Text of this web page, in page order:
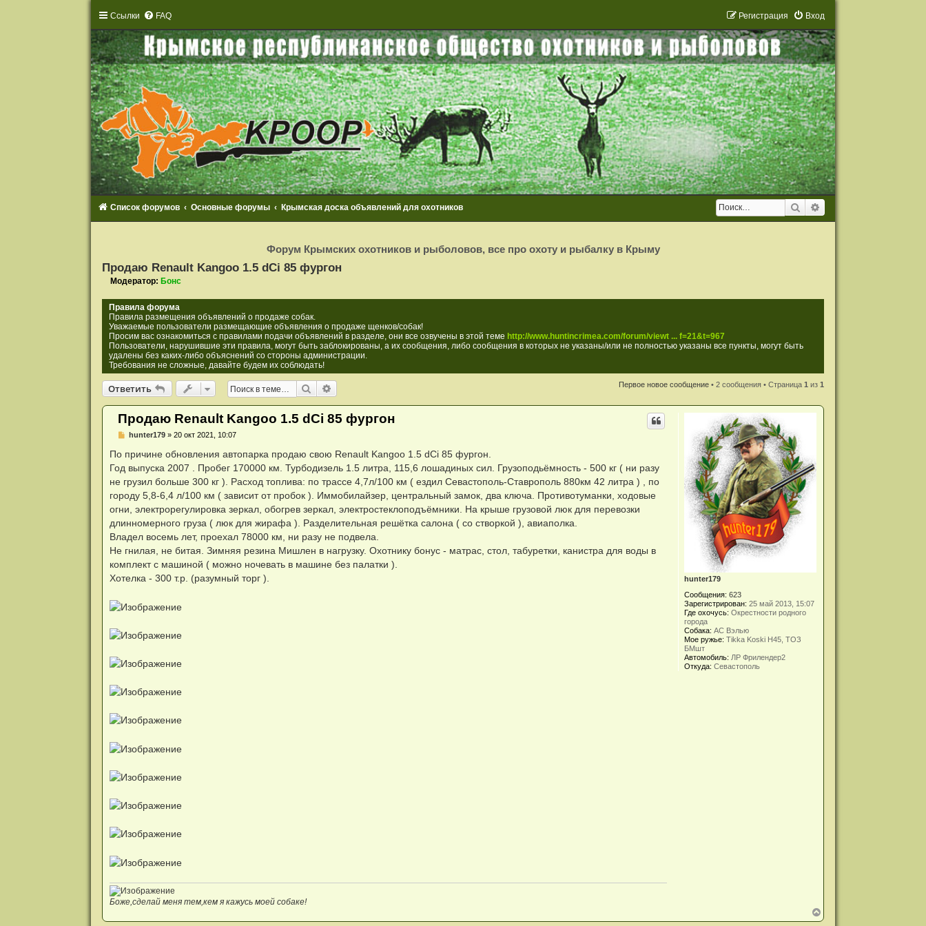
Ссылки FAQ Вход
Регистрация
Поиск
Список форумов Основные форумы Крымская доска объявлений для охотников
и
с
ц
я
Форум Крымских охотников и рыболовов, все про охоту и рыбалку в Крыму
Продаю Renault Kangoo 1.5 dCi 85 фургон
Модератор: Бонс
Правила форума
Правила размещения объявлений о продаже собак.
Уважаемые пользователи размещающие объявления о продаже щенков/собак!
Просим вас ознакомиться с правилами подачи объявлений в разделе, они все озвучены в этой теме http://www.huntincrimea.com/forum/viewt ... f=21&t=967
Пользователи, нарушившие эти правила, могут быть заблокированы, а их сообщения, либо сообщения в которых не указаны/или не полностью указаны все пункты, могут быть
удалены без каких-либо объяснений со стороны администрации.
Требования не сложные, давайте будем их соблюдать!
Ответить
Ответить Поиск Первое новое сообщение • 2 сообщения • Страница1 из1
hunter179
Сообщения: 623
Зарегистрирован: 25 май 2013, 15:07
Где охочусь: Окрестности родного
города
Собака: АС Вэлью
Мое ружье: Tikka Koski H45, ТОЗ
БМшт
Автомобиль: ЛР Фрилендер2
Откуда: Севастополь
Продаю Renault Kangoo 1.5 dCi 85 фургон
Н
п
о
ч
и
т
н
н
е
с
о
б
н
и
hunter179» 20 окт 2021, 10:07
По причине обновления автопарка продаю свою Renault Kangoo 1.5 dCi 85 фургон.
Год выпуска 2007 . Пробег 170000 км. Турбодизель 1.5 литра, 115,6 лошадиных сил. Грузоподьёмность - 500 кг ( ни разу
не грузил больше 300 кг ). Расход топлива: по трассе 4,7л/100 км ( ездил Севастополь-Ставрополь 880км 42 литра ) , по
городу 5,8-6,4 л/100 км ( зависит от пробок ). Иммобилайзер, центральный замок, два ключа. Противотуманки, ходовые
огни, электрорегулировка зеркал, обогрев зеркал, электростеклоподъёмники. На крыше грузовой люк для перевозки
длинномерного груза ( люк для жирафа ). Разделительная решётка салона ( со створкой ), авиаполка.
Владел восемь лет, проехал 78000 км, ни разу не подвела.
Не гнилая, не битая. Зимняя резина Мишлен в нагрузку. Охотнику бонус - матрас, стол, табуретки, канистра для воды в
комплект с машиной ( можно ночевать в машине без палатки ).
Хотелка - 300 т.р. (разумный торг ).
Боже,сделай меня тем,кем я кажусь моей собаке!
е